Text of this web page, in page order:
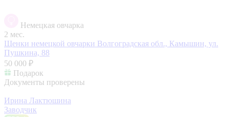
Немецкая овчарка
2 мес.
Щенки немецкой овчарки Волгоградская обл., Камышин, ул.
Пушкина, 88
50 000 ₽
Подарок
Документы проверены
Ирина Лактюшина
Заводчик